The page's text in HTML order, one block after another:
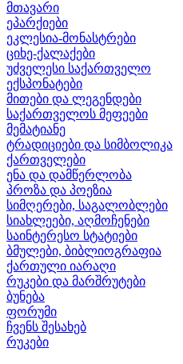
მთავარი
ეპარქიები
ეკლესია-მონასტრები
ციხე-ქალაქები
უძველესი საქართველო
ექსპონატები
მითები და ლეგენდები
საქართველოს მეფეები
მემატიანე
ტრადიციები და სიმბოლიკა
ქართველები
ენა და დამწერლობა
პროზა და პოეზია
სიმღერები, საგალობლები
სიახლეები, აღმოჩენები
საინტერესო სტატიები
ბმულები, ბიბლიოგრაფია
ქართული იარაღი
რუკები და მარშრუტები
ბუნება
ფორუმი
ჩვენს შესახებ
რუკები